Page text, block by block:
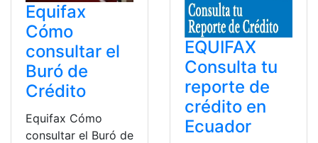
Equifax
Cómo
consultar el
Buró de
Crédito
Equifax Cómo
consultar el Buró de
EQUIFAX
Consulta tu
reporte de
crédito en
Ecuador